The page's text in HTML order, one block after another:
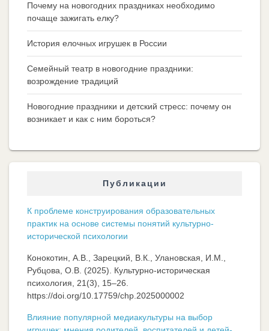
Почему на новогодних праздниках необходимо
почаще зажигать елку?
История елочных игрушек в России
Семейный театр в новогодние праздники:
возрождение традиций
Новогодние праздники и детский стресс: почему он
возникает и как с ним бороться?
Публикации
К проблеме конструирования образовательных
практик на основе системы понятий культурно-
исторической психологии
Конокотин, А.В., Зарецкий, В.К., Улановская, И.М.,
Рубцова, О.В. (2025). Культурно-историческая
психология, 21(3), 15–26.
https://doi.org/10.17759/chp.2025000002
Влияние популярной медиакультуры на выбор